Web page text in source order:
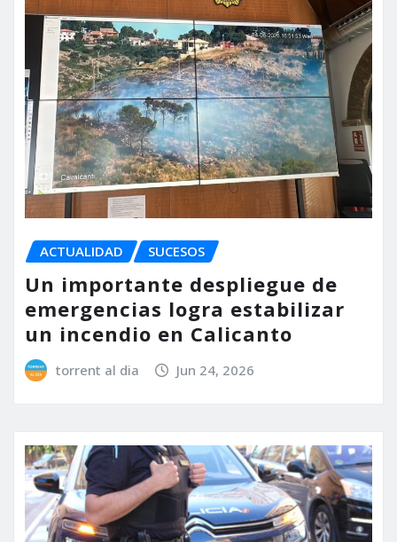
ACTUALIDAD SUCESOS
Un importante despliegue de
emergencias logra estabilizar
un incendio en Calicanto
torrent al dia Jun 24, 2026